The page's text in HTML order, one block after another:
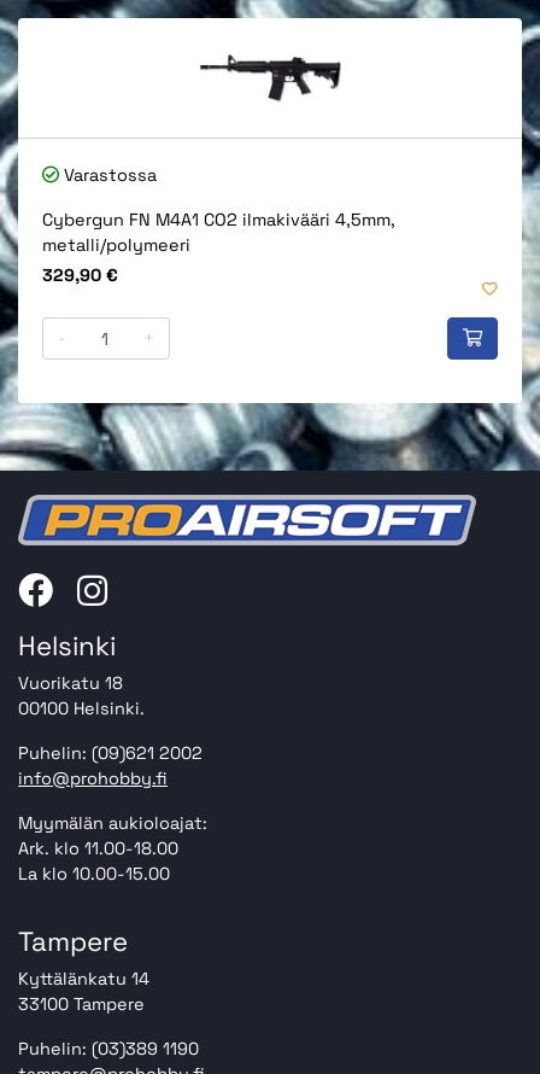
Varastossa
Cybergun FN M4A1 CO2 ilmakivääri 4,5mm,
metalli/polymeeri
Hinta
329,90 €
- +
Helsinki
Vuorikatu 18
00100 Helsinki.
Puhelin: (09)621 2002
info@prohobby.fi
Myymälän aukioloajat:
Ark. klo 11.00-18.00
La klo 10.00-15.00
Tampere
Kyttälänkatu 14
33100 Tampere
Puhelin: (03)389 1190